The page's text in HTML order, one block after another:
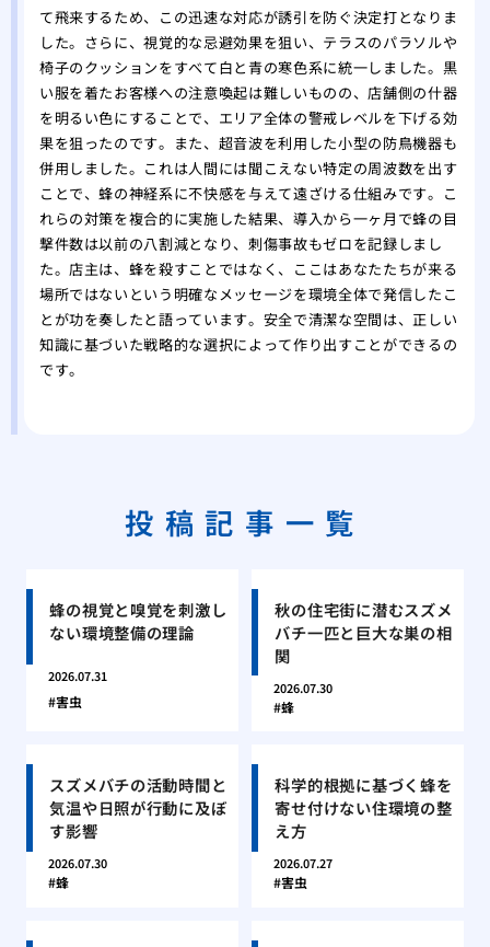
て飛来するため、この迅速な対応が誘引を防ぐ決定打となりま
した。さらに、視覚的な忌避効果を狙い、テラスのパラソルや
椅子のクッションをすべて白と青の寒色系に統一しました。黒
い服を着たお客様への注意喚起は難しいものの、店舗側の什器
を明るい色にすることで、エリア全体の警戒レベルを下げる効
果を狙ったのです。また、超音波を利用した小型の防鳥機器も
併用しました。これは人間には聞こえない特定の周波数を出す
ことで、蜂の神経系に不快感を与えて遠ざける仕組みです。こ
れらの対策を複合的に実施した結果、導入から一ヶ月で蜂の目
撃件数は以前の八割減となり、刺傷事故もゼロを記録しまし
た。店主は、蜂を殺すことではなく、ここはあなたたちが来る
場所ではないという明確なメッセージを環境全体で発信したこ
とが功を奏したと語っています。安全で清潔な空間は、正しい
知識に基づいた戦略的な選択によって作り出すことができるの
です。
投稿記事一覧
蜂の視覚と嗅覚を刺激し
ない環境整備の理論
2026.07.31
害虫
秋の住宅街に潜むスズメ
バチ一匹と巨大な巣の相
関
2026.07.30
蜂
スズメバチの活動時間と
気温や日照が行動に及ぼ
す影響
2026.07.30
蜂
科学的根拠に基づく蜂を
寄せ付けない住環境の整
え方
2026.07.27
害虫